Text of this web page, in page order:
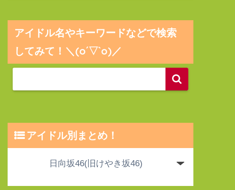
アイドル名やキーワードなどで検索
してみて！＼(o´▽`o)／
アイドル別まとめ！